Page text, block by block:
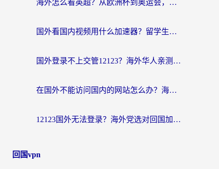
海外怎么看英超？从欧洲杯到奥运会，一份让你不卡壳的中文解说观看指南
国外看国内视频用什么加速器？留学生和海外华人的实用指南
国外登录不上交管12123？海外华人亲测有效的回国加速器选择指南
在国外不能访问国内的网站怎么办？海外党必看的无缝回国上网指南
12123国外无法登录？海外党选对回国加速器，轻松解决国内资源访问难题
回国vpn